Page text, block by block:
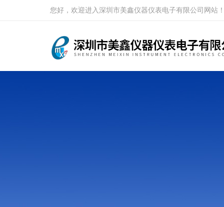
您好，欢迎进入深圳市美鑫仪器仪表电子有限公司网站